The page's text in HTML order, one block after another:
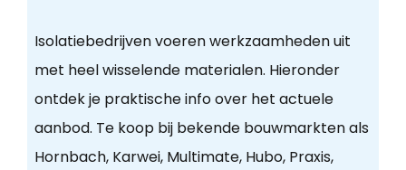
Isolatiebedrijven voeren werkzaamheden uit
met heel wisselende materialen. Hieronder
ontdek je praktische info over het actuele
aanbod. Te koop bij bekende bouwmarkten als
Hornbach, Karwei, Multimate, Hubo, Praxis,